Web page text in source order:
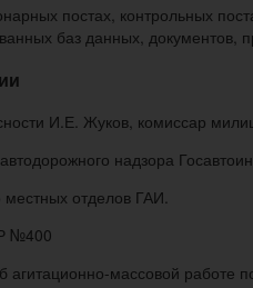
постах, контрольных
баз данных, документов,
И.Е. Жуков, комиссар
надзора
местных отделов ГАИ.
№400
массовой работе